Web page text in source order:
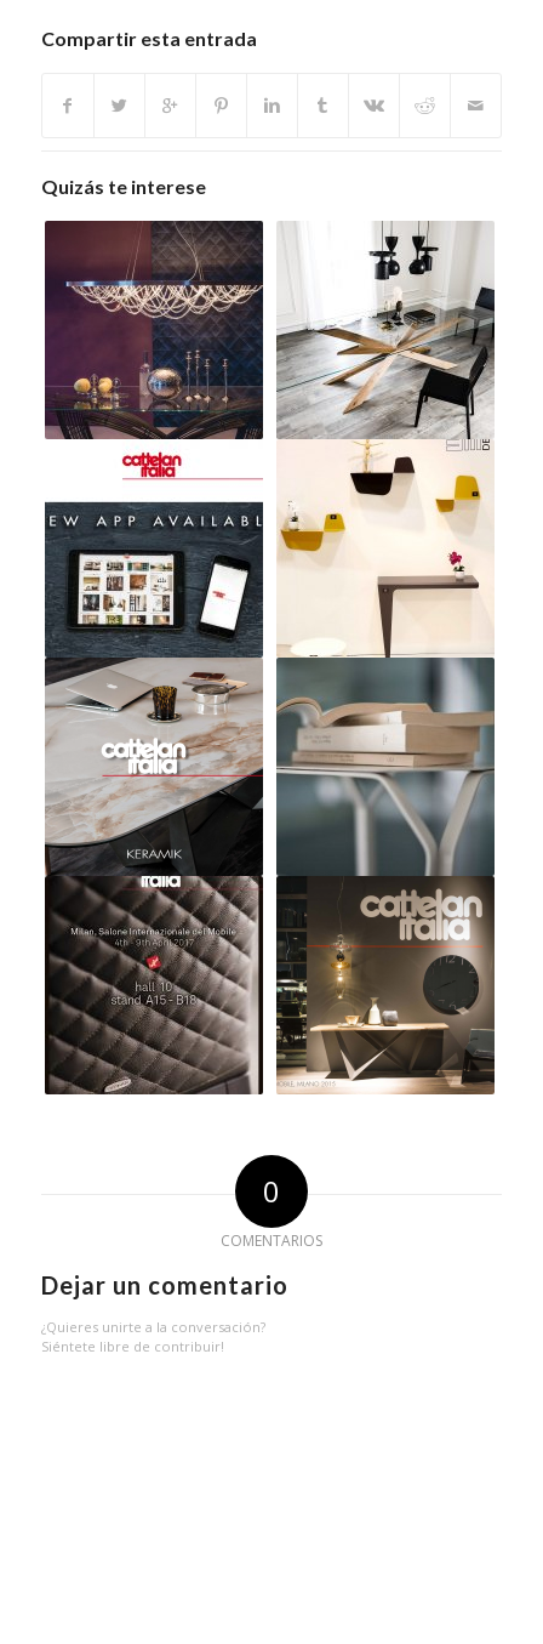
Compartir esta entrada
Quizás te interese
0
COMENTARIOS
Dejar un comentario
¿Quieres unirte a la conversación?
Siéntete libre de contribuir!